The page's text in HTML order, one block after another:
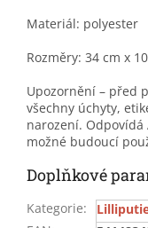
Materiál: polyester
Rozměry: 34 cm x
Upozornění – před
všechny úchyty,
narození. Odpovídá
možné budoucí
Doplňkové
Kategorie: